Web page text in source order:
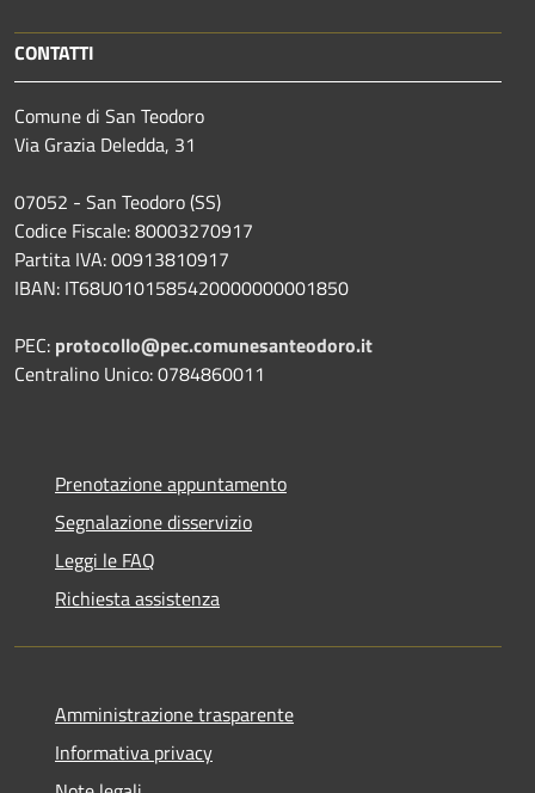
CONTATTI
Comune di San Teodoro
Via Grazia Deledda, 31
07052 - San Teodoro (SS)
Codice Fiscale: 80003270917
Partita IVA: 00913810917
IBAN: IT68U0101585420000000001850
PEC: protocollo@pec.comunesanteodoro.it
Centralino Unico: 0784860011
Prenotazione appuntamento
Segnalazione disservizio
Leggi le FAQ
Richiesta assistenza
Amministrazione trasparente
Informativa privacy